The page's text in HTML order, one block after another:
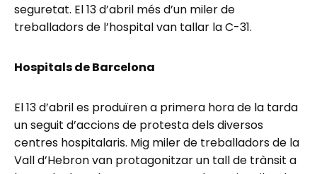
seguretat. El 13 d’abril més d’un miler de
treballadors de l’hospital van tallar la C-31.
Hospitals de Barcelona
El 13 d’abril es produïren a primera hora de la tarda
un seguit d’accions de protesta dels diversos
centres hospitalaris. Mig miler de treballadors de la
Vall d’Hebron van protagonitzar un tall de trànsit a